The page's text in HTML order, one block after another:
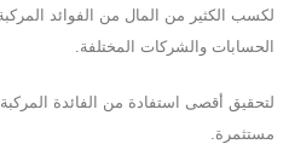
لكسب الكثير من المال من الفوائد
الحسابات والشركات المختلفة.
لتحقيق أقصى استفادة من الفائدة المركبة
مستثمرة.